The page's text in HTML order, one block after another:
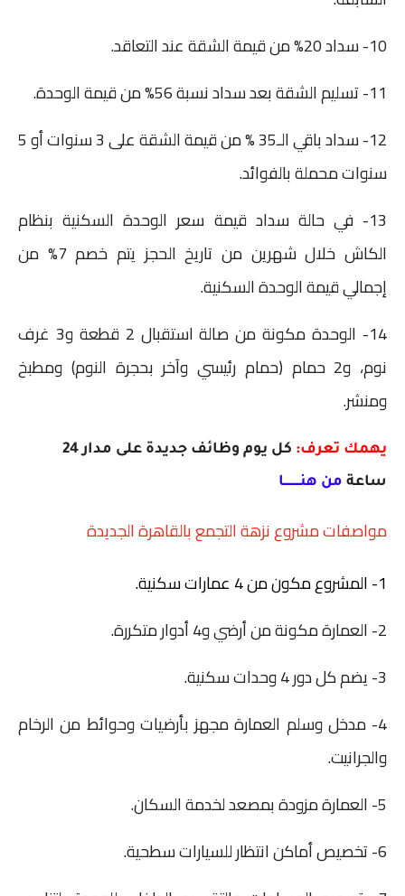
10- سداد 20% من قيمة الشقة عند التعاقد.
11- تسليم الشقة بعد سداد نسبة 56% من قيمة الوحدة.
12- سداد باقي الـ35 % من قيمة الشقة على 3 سنوات أو 5
سنوات محملة بالفوائد.
13- في حالة سداد قيمة سعر الوحدة السكنية بنظام
الكاش خلال شهرين من تاريخ الحجز يتم خصم 7% من
إجمالي قيمة الوحدة السكنية.
14- الوحدة مكونة من صالة استقبال 2 قطعة و3 غرف
نوم، و2 حمام (حمام رئيسي وآخر بحجرة النوم) ومطبخ
ومنشر.
يهمك تعرف:
كل يوم وظائف جديدة على مدار 24
ساعة من هنـــــــــا
مواصفات مشروع نزهة التجمع بالقاهرة الجديدة
1- المشروع مكون من 4 عمارات سكنية.
2- العمارة مكونة من أرضي و4 أدوار متكررة.
3- يضم كل دور 4 وحدات سكنية.
4- مدخل وسلم العمارة مجهز بأرضيات وحوائط من الرخام
والجرانيت.
5- العمارة مزودة بمصعد لخدمة السكان.
6- تخصيص أماكن انتظار للسيارات سطحية.